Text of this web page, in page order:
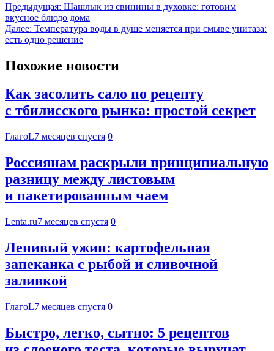
Предыдущая: Шашлык из свинины в духовке: готовим
вкусное блюдо дома
Далее: Температура воды в душе меняется при смыве унитаза:
есть одно решение
Похожие новости
Как засолить сало по рецепту
с тбилисского рынка: простой секрет
ГлагоL7 месяцев спустя 0
Россиянам раскрыли принципиальную
разницу между листовым
и пакетированным чаем
Lenta.ru7 месяцев спустя 0
Ленивый ужин: картофельная
запеканка с рыбой и сливочной
заливкой
ГлагоL7 месяцев спустя 0
Быстро, легко, сытно: 5 рецептов